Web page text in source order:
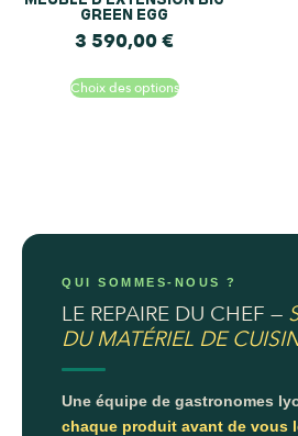
GREEN EGG
3 590,00€
Choix des options
QUI SOMMES-NOUS ?
LE REPAIRE DU CHEF —
DU MATÉRIEL DE
Une équipe de gastronomes
chaque produit avant de vous